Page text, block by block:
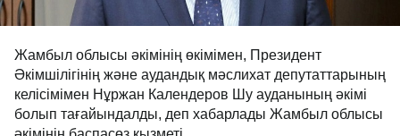
Жамбыл облысы әкімінің өкімімен, Президент
Әкімшілігінің және аудандық мәслихат депутаттарының
келісімімен Нұржан Календеров Шу ауданының әкімі
болып тағайындалды, деп хабарлады Жамбыл облысы